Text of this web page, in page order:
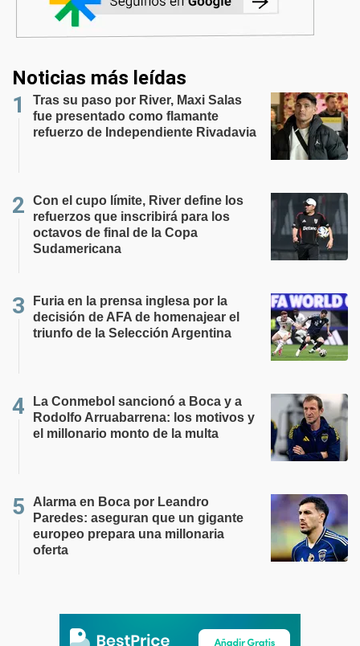
Noticias más leídas
Tras su paso por River, Maxi Salas
fue presentado como flamante
refuerzo de Independiente Rivadavia
Con el cupo límite, River define los
refuerzos que inscribirá para los
octavos de final de la Copa
Sudamericana
Furia en la prensa inglesa por la
decisión de AFA de homenajear el
triunfo de la Selección Argentina
La Conmebol sancionó a Boca y a
Rodolfo Arruabarrena: los motivos y
el millonario monto de la multa
Alarma en Boca por Leandro
Paredes: aseguran que un gigante
europeo prepara una millonaria
oferta